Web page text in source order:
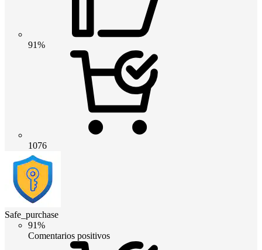
91%
1076
Safe_purchase
91%
Comentarios positivos